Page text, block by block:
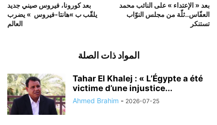
بعد كورونا، فيروس صيني جديد
يلقّب ب »هانتا-فيروس » يضرب
العالم
بعد « الإعتداء » على النائب محمد
العفّاس..ثلّة من مجلس النوّاب
تستنكر
المواد ذات الصلة
Tahar El Khalej : « L’Égypte a été
victime d’une injustice...
Ahmed Brahim - 2026-07-25